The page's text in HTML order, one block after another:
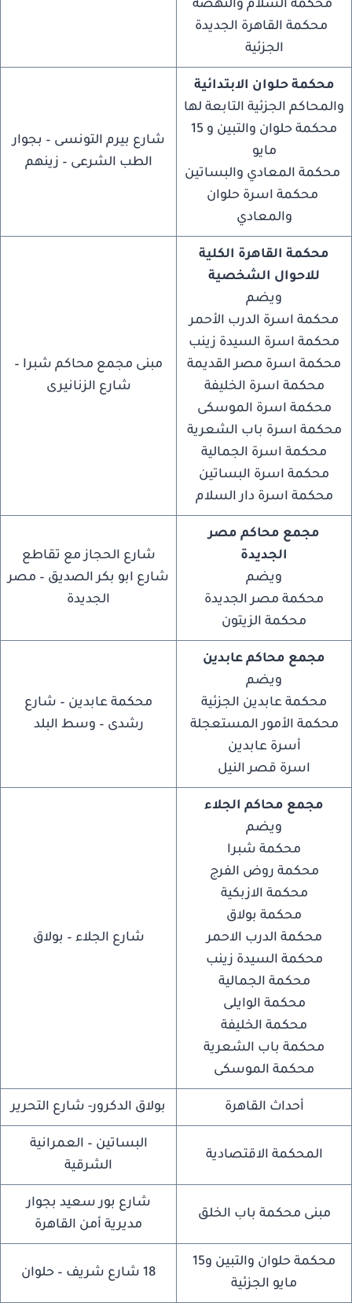
محكمة السلام والنهضة
محكمة القاهرة الجديدة
الجزئية
محكمة حلوان الابتدائية
والمحاكم الجزئية التابعة لها
محكمة حلوان والتبين و 15
مايو
محكمة المعادي والبساتين
محكمة اسرة حلوان
والمعادي
شارع بيرم التونسى – بجوار
الطب الشرعى – زينهم
محكمة القاهرة الكلية
للاحوال الشخصية
ويضم
محكمة اسرة الدرب الأحمر
محكمة اسرة السيدة زينب
محكمة اسرة مصر القديمة
محكمة اسرة الخليفة
محكمة اسرة الموسكى
محكمة اسرة باب الشعرية
محكمة اسرة الجمالية
محكمة اسرة البساتين
محكمة اسرة دار السلام
مبنى مجمع محاكم شبرا –
شارع الزنانيرى
مجمع محاكم مصر
الجديدة
ويضم
محكمة مصر الجديدة
محكمة الزيتون
شارع الحجاز مع تقاطع
شارع ابو بكر الصديق – مصر
الجديدة
مجمع محاكم عابدين
ويضم
محكمة عابدين الجزئية
محكمة الأمور المستعجلة
أسرة عابدين
اسرة قصر النيل
محكمة عابدين – شارع
رشدى – وسط البلد
مجمع محاكم الجلاء
ويضم
محكمة شبرا
محكمة روض الفرج
محكمة الازبكية
محكمة بولاق
محكمة الدرب الاحمر
محكمة السيدة زينب
محكمة الجمالية
محكمة الوايلى
محكمة الخليفة
محكمة باب الشعرية
محكمة الموسكى
شارع الجلاء – بولاق
أحداث القاهرة بولاق الدكرور- شارع التحرير
المحكمة الاقتصادية
البساتين – العمرانية
الشرقية
مبنى محكمة باب الخلق
شارع بور سعيد بجوار
مديرية أمن القاهرة
محكمة حلوان والتبين و15
مايو الجزئية
18 شارع شريف – حلوان